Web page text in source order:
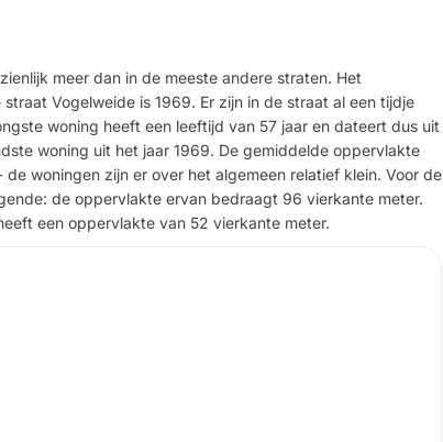
meer dan in de meeste andere straten. Het
Vogelweide is 1969. Er zijn in de straat al een tijdje
woning heeft een leeftijd van 57 jaar en dateert dus uit
woning uit het jaar 1969. De gemiddelde oppervlakte
woningen zijn er over het algemeen relatief klein. Voor de
de oppervlakte ervan bedraagt 96 vierkante meter.
een oppervlakte van 52 vierkante meter.